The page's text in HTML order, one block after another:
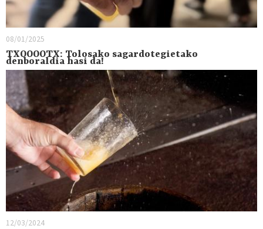
08/01/2025
TXOOOOTX: Tolosako sagardotegietako
denboraldia hasi da!
12/03/2024